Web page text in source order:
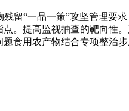
“一品一策”攻坚管理要
。提高监视抽查的靶向性
食用农产物结合专项整治